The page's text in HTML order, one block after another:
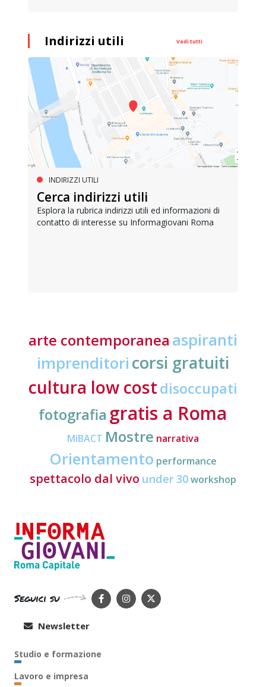
Indirizzi utili Vedi tutti
INDIRIZZI UTILI
Cerca indirizzi utili
Esplora la rubrica indirizzi utili ed informazioni di
contatto di interesse su Informagiovani Roma
arte contemporanea aspiranti
imprenditori corsi gratuiti
cultura low costdisoccupati
fotografia gratis a Roma
MiBACT Mostre narrativa
Orientamento performance
spettacolo dal vivo under 30workshop
Seguici su
Newsletter
Studio e formazione
Lavoro e impresa